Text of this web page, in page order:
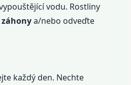
vodu. Rostliny
záhonya/nebo odveďte
každý den. Nechte